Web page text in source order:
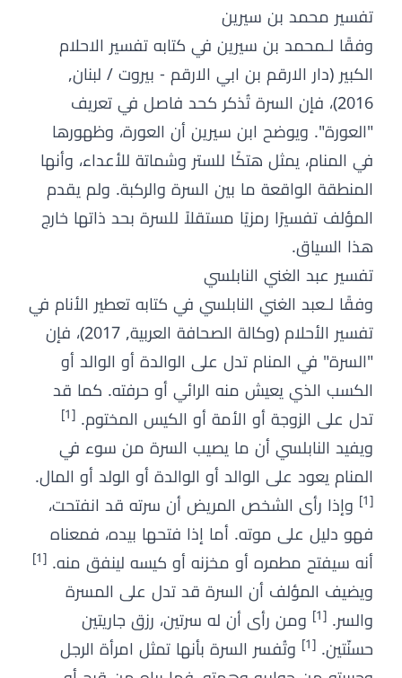
تفسير محمد بن سيرين
وفقًا لـمحمد بن سيرين في كتابه تفسير الاحلام
الكبير (دار الارقم بن ابي الارقم - بيروت / لبنان,
2016)، فإن السرة تُذكر كحد فاصل في تعريف
"العورة". ويوضح ابن سيرين أن العورة، وظهورها
في المنام، يمثل هتكًا للستر وشماتة للأعداء، وأنها
المنطقة الواقعة ما بين السرة والركبة. ولم يقدم
المؤلف تفسيرًا رمزيًا مستقلاً للسرة بحد ذاتها خارج
هذا السياق.
تفسير عبد الغني النابلسي
وفقًا لـعبد الغني النابلسي في كتابه تعطير الأنام في
تفسير الأحلام (وكالة الصحافة العربية, 2017)، فإن
"السرة" في المنام تدل على الوالدة أو الوالد أو
الكسب الذي يعيش منه الرائي أو حرفته. كما قد
تدل على الزوجة أو الأمة أو الكيس المختوم. [1]
ويفيد النابلسي أن ما يصيب السرة من سوء في
المنام يعود على الوالد أو الوالدة أو الولد أو المال.
[1]
وإذا رأى الشخص المريض أن سرته قد انفتحت،
فهو دليل على موته. أما إذا فتحها بيده، فمعناه
أنه سيفتح مطمره أو مخزنه أو كيسه لينفق منه. [1]
ويضيف المؤلف أن السرة قد تدل على المسرة
والسر. [1]
ومن رأى أن له سرتين، رزق جاريتين
حسنّتين. [1]
وتُفسر السرة بأنها تمثل امرأة الرجل